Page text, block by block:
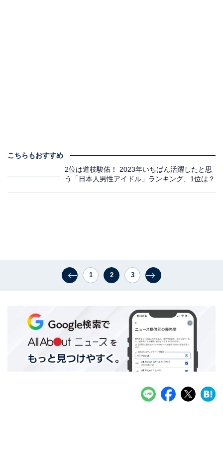
こちらもおすすめ
2位は道枝駿佑！ 2023年いちばん活躍したと思
う「日本人男性アイドル」ランキング、1位は？
1 2 3